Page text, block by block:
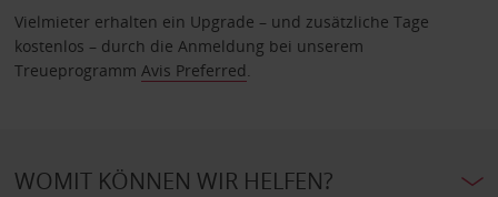
Vielmieter erhalten ein Upgrade – und zusätzliche Tage
kostenlos – durch die Anmeldung bei unserem
Treueprogramm Avis Preferred
WOMIT KÖNNEN WIR HELFEN?